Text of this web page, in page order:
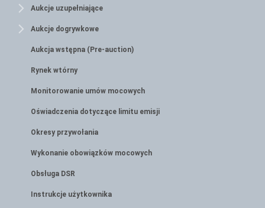
Aukcje uzupełniające
Aukcje dogrywkowe
Aukcja wstępna (Pre-auction)
Rynek wtórny
Monitorowanie umów mocowych
Oświadczenia dotyczące limitu emisji
Okresy przywołania
Wykonanie obowiązków mocowych
Obsługa DSR
Instrukcje użytkownika